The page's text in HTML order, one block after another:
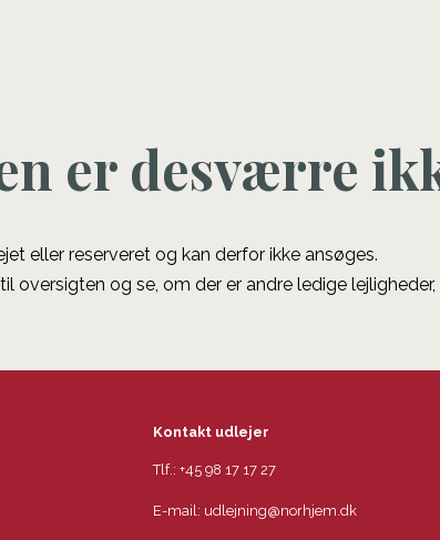
er desværre
eller reserveret og kan derfor ikke ansøges.
oversigten og se, om der er andre ledige
Kontakt udlejer
Tlf.:+45 98 17 17 27
E-mail: udlejning@norhjem.dk